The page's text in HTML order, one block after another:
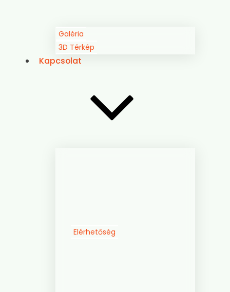
Galéria
3D Térkép
Kapcsolat
Elérhetőség